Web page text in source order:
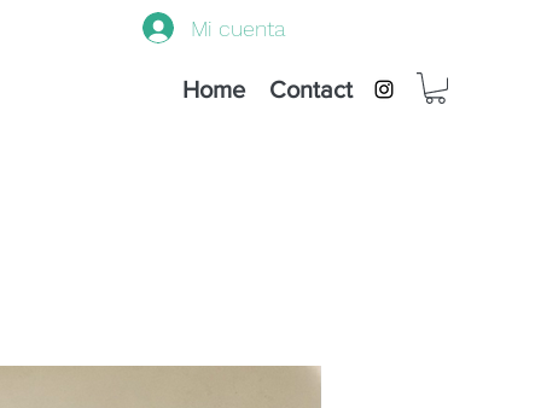
Home Contact
Mi cuenta